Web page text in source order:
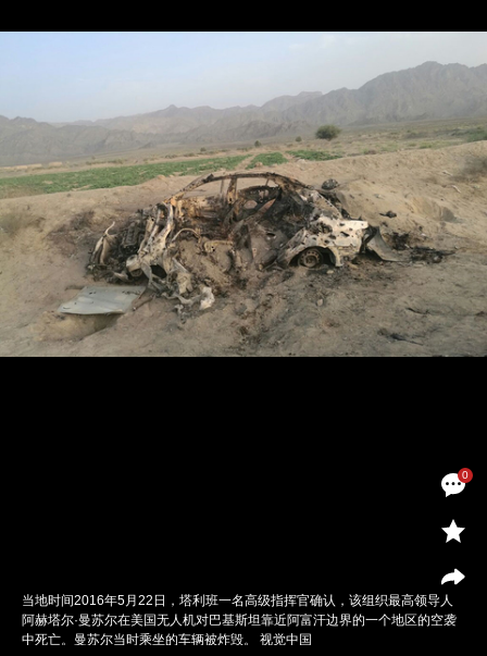
0
当地时间2016年5月22日，塔利班一名高级指挥官确认，该组织最高领导人
阿赫塔尔·曼苏尔在美国无人机对巴基斯坦靠近阿富汗边界的一个地区的空袭
中死亡。曼苏尔当时乘坐的车辆被炸毁。 视觉中国